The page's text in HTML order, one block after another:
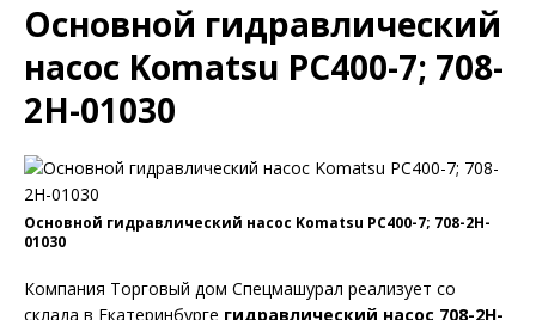
Основной гидравлический
насос Komatsu PC400-7; 708-
2H-01030
Основной гидравлический насос Komatsu PC400-7; 708-2H-
01030
Компания Торговый дом Спецмашурал реализует со
склада в Екатеринбурге гидравлический насос 708-2H-